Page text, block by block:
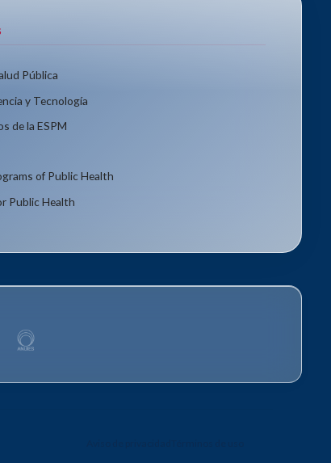
Pública
y Tecnología
de la ESPM
of Public Health
Public Health